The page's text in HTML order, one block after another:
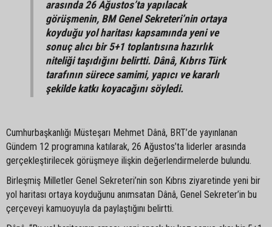
arasında 26 Ağustos’ta yapılacak
görüşmenin, BM Genel Sekreteri’nin ortaya
koyduğu yol haritası kapsamında yeni ve
sonuç alıcı bir 5+1 toplantısına hazırlık
niteliği taşıdığını belirtti. Dânâ, Kıbrıs Türk
tarafının sürece samimi, yapıcı ve kararlı
şekilde katkı koyacağını söyledi.
Cumhurbaşkanlığı Müsteşarı Mehmet Dânâ, BRT’de yayınlanan
Gündem 12 programına katılarak, 26 Ağustos’ta liderler arasında
gerçekleştirilecek görüşmeye ilişkin değerlendirmelerde bulundu.
Birleşmiş Milletler Genel Sekreteri’nin son Kıbrıs ziyaretinde yeni bir
yol haritası ortaya koyduğunu anımsatan Dânâ, Genel Sekreter’in bu
çerçeveyi kamuoyuyla da paylaştığını belirtti.